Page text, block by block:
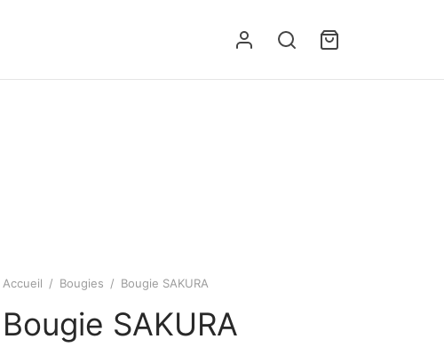
Accueil / Bougies / Bougie SAKURA
Bougie SAKURA